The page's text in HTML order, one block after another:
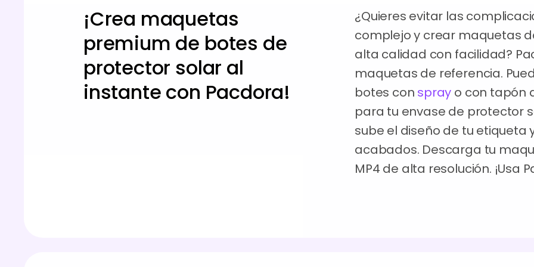
¡Crea maquetas
premium de botes de
protector solar al
instante con Pacdora!
¿Quieres evitar las
complejo y crear maquetas
alta calidad con facilidad?
maquetas de referencia.
botes con spray o con tapón
para tu envase de protector
sube el diseño de tu etiqueta
acabados. Descarga tu
MP4 de alta resolución. ¡Usa